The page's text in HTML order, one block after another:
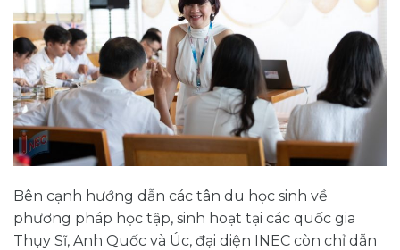
Bên cạnh hướng dẫn các tân du học sinh về
phương pháp học tập, sinh hoạt tại các quốc gia
Thụy Sĩ, Anh Quốc và Úc, đại diện INEC còn chỉ dẫn